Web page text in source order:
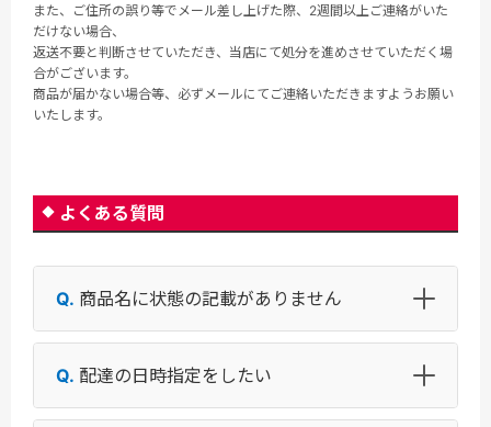
また、ご住所の誤り等でメール差し上げた際、2週間以上ご連絡がいた
だけない場合、
返送不要と判断させていただき、当店にて処分を進めさせていただく場
合がございます。
商品が届かない場合等、必ずメールにてご連絡いただきますようお願い
いたします。
よくある質問
商品名に状態の記載がありません
配達の日時指定をしたい